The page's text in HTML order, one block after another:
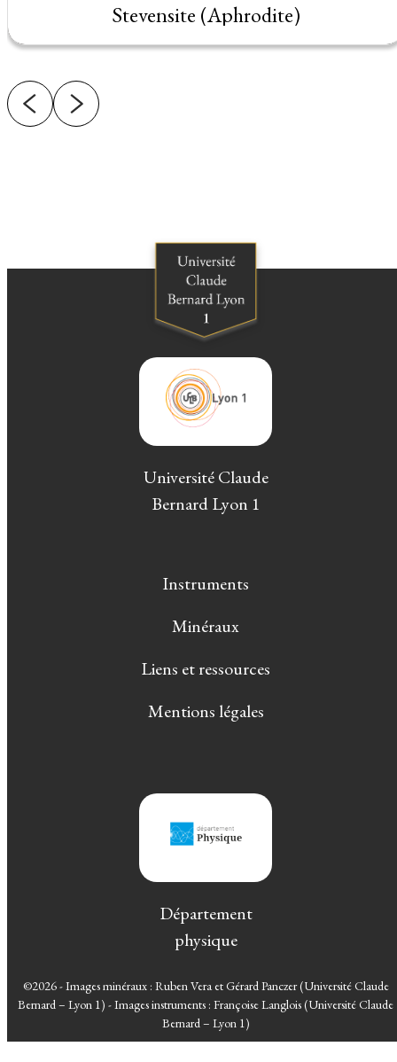
Stevensite (Aphrodite)
Université Claude
Bernard Lyon 1
Instruments
Minéraux
Liens et ressources
Mentions légales
Département
physique
©2026 - Images minéraux : Ruben Vera et Gérard Panczer (Université Claude
Bernard – Lyon 1) - Images instruments : Françoise Langlois (Université Claude
Bernard – Lyon 1)